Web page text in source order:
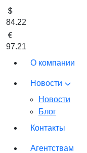
84.22
97.21
О компании
Новости
Новости
Блог
Контакты
Агентствам